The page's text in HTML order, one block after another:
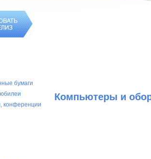
бумаги
конференции
Компьютеры и